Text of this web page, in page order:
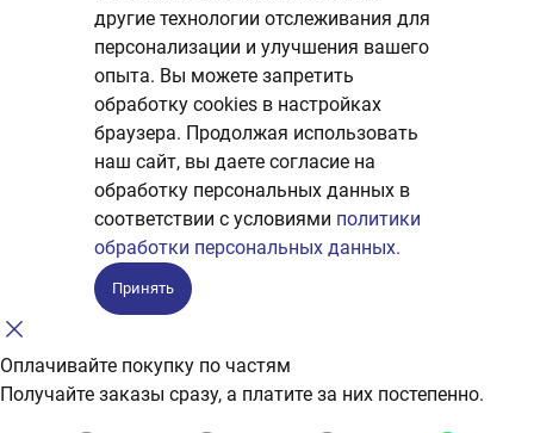
другие технологии отслеживания для
персонализации и улучшения вашего
опыта. Вы можете запретить
обработку сookies в настройках
браузера. Продолжая использовать
наш сайт, вы даете согласие на
обработку персональных данных в
соответствии с условиями политики
обработки персональных данных.
Принять
Оплачивайте покупку по частям
Получайте заказы сразу, а платите за них постепенно.